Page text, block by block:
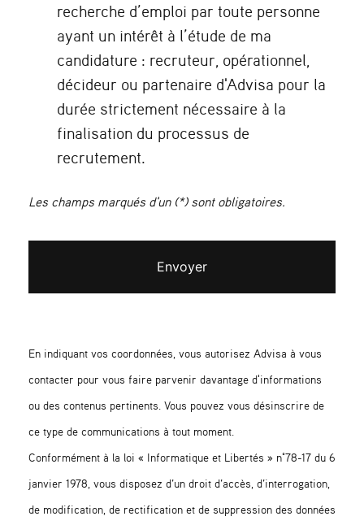
En indiquant vos coordonnées, vous autorisez Advisa à vous
contacter pour vous faire parvenir davantage d'informations
ou des contenus pertinents. Vous pouvez vous désinscrire de
ce type de communications à tout moment.
Conformément à la loi « Informatique et Libertés » n°78-17 du 6
janvier 1978, vous disposez d’un droit d’accès, d’interrogation,
de modification, de rectification et de suppression des données
recherche d’emploi par toute personne
ayant un intérêt à l’étude de ma
candidature : recruteur, opérationnel,
décideur ou partenaire d'Advisa pour la
durée strictement nécessaire à la
finalisation du processus de
recrutement.
Les champs marqués d'un (*) sont obligatoires.
Envoyer